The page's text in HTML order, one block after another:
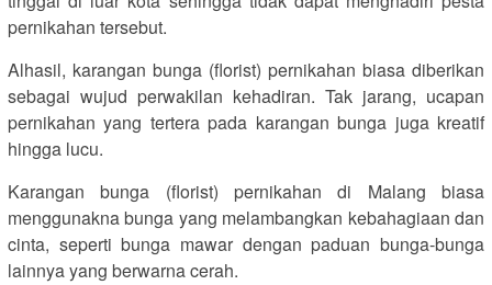
pernikahan tersebut.
Alhasil, karangan bunga (florist) pernikahan biasa diberikan
sebagai wujud perwakilan kehadiran. Tak jarang, ucapan
pernikahan yang tertera pada karangan bunga juga kreatif
hingga lucu.
Karangan bunga (florist) pernikahan di Malang biasa
menggunakna bunga yang melambangkan kebahagiaan dan
cinta, seperti bunga mawar dengan paduan bunga-bunga
lainnya yang berwarna cerah.